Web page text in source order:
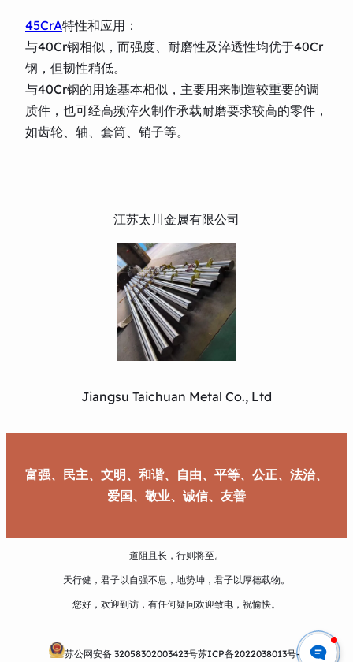
45CrA特性和应用：
与40Cr钢相似，而强度、耐磨性及淬透性均优于40Cr
钢，但韧性稍低。
与40Cr钢的用途基本相似，主要用来制造较重要的调
质件，也可经高频淬火制作承载耐磨要求较高的零件，
如齿轮、轴、套筒、销子等。
江苏太川金属有限公司
Jiangsu Taichuan Metal Co., Ltd
富强、民主、文明、和谐、自由、平等、公正、法治、
爱国、敬业、诚信、友善
道阻且长，行则将至。
天行健，君子以自强不息，地势坤，君子以厚德载物。
您好，欢迎到访，有任何疑问欢迎致电，祝愉快。
苏公网安备 32058302003423号苏ICP备2022038013号-1